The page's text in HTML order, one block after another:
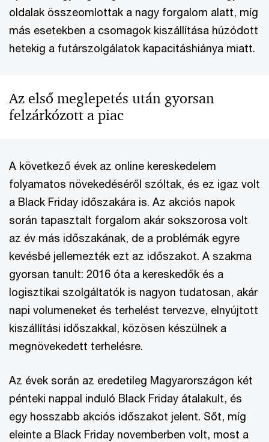
oldalak összeomlottak a nagy forgalom alatt, míg
más esetekben a csomagok kiszállítása húzódott
hetekig a futárszolgálatok kapacitáshiánya miatt.
Az első meglepetés után gyorsan
felzárkózott a piac
A következő évek az online kereskedelem
folyamatos növekedéséről szóltak, és ez igaz volt
a Black Friday időszakára is. Az akciós napok
során tapasztalt forgalom akár sokszorosa volt
az év más időszakának, de a problémák egyre
kevésbé jellemezték ezt az időszakot. A szakma
gyorsan tanult: 2016 óta a kereskedők és a
logisztikai szolgáltatók is nagyon tudatosan, akár
napi volumeneket és terhelést tervezve, elnyújtott
kiszállítási időszakkal, közösen készülnek a
megnövekedett terhelésre.
Az évek során az eredetileg Magyarországon két
pénteki nappal induló Black Friday átalakult, és
egy hosszabb akciós időszakot jelent. Sőt, míg
eleinte a Black Friday novemberben volt, most a